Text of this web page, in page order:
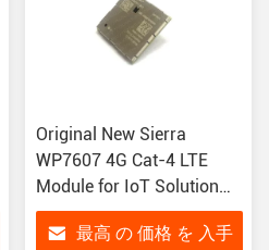
Original New Sierra
WP7607 4G Cat-4 LTE
Module for IoT Solution
with WP7607 Chipset
最高 の 価格 を 入手